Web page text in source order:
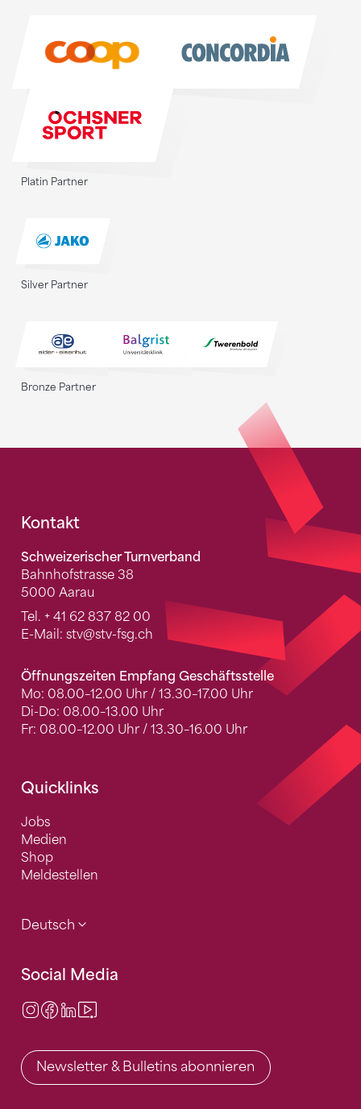
Platin Partner
Silver Partner
Bronze Partner
Fusszeile
Kontakt
Schweizerischer Turnverband
Bahnhofstrasse 38
5000 Aarau
Tel. + 41 62 837 82 00
E-Mail: stv@stv-fsg.ch
Öffnungszeiten Empfang Geschäftsstelle
Mo: 08.00–12.00 Uhr / 13.30–17.00 Uhr
Di-Do: 08.00–13.00 Uhr
Fr: 08.00–12.00 Uhr / 13.30–16.00 Uhr
Quicklinks
Jobs
Medien
Shop
Meldestellen
Deutsch
Social Media
Instagram
Facebook
LinkedIn
Newsletter & Bulletins abonnieren